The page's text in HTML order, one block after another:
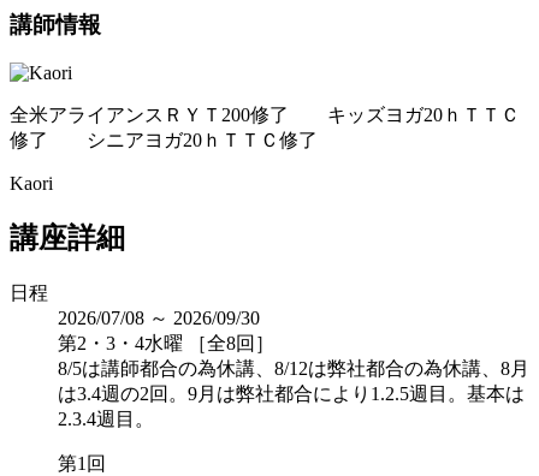
講師情報
全米アライアンスＲＹＴ200修了 キッズヨガ20ｈＴＴＣ
修了 シニアヨガ20ｈＴＴＣ修了
Kaori
講座詳細
日程
2026/07/08 ～ 2026/09/30
第2・3・4水曜 ［全8回］
8/5は講師都合の為休講、8/12は弊社都合の為休講、8月
は3.4週の2回。9月は弊社都合により1.2.5週目。基本は
2.3.4週目。
第1回